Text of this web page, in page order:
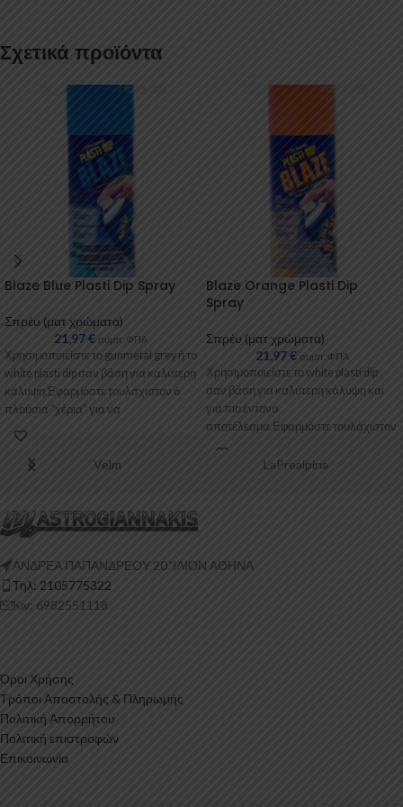
Σχετικά προϊόντα
Blaze Blue Plasti Dip Spray
Σπρέυ (ματ χρώματα)
21,97€ συμπ. ΦΠΑ
Χρησιμοποιείστε το gunmetal grey ή το
white plasti dip σαν βάση για καλύτερη
κάλυψη.Εφαρμόστε τουλάχιστον 6
πλούσια “χέρια” για να
Blaze Orange Plasti Dip
Spray
Σπρέυ (ματ χρώματα)
21,97€ συμπ. ΦΠΑ
Χρησιμοποιείστε το white plasti dip
σαν βάση για καλύτερη κάλυψη και
για πιο έντονο
αποτέλεσμα.Εφαρμόστε τουλάχιστον
6 πλούσια “χέρια” για
Velm LaPrealpina
ΑΝΔΡΕΑ ΠΑΠΑΝΔΡΕΟΥ 20 ‘ΙΛΙΟΝ ΑΘΗΝΑ
Τηλ: 2105775322
Κιν: 6982551118
Όροι Χρήσης
Τρόποι Αποστολής & Πληρωμής
Πολιτική Απορρήτου
Πολιτική επιστροφών
Επικοινωνία